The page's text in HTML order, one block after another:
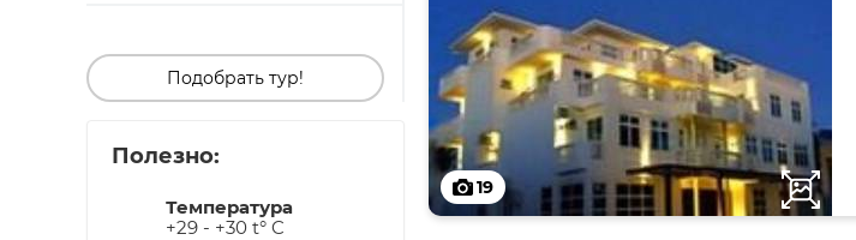
Подобрать тур!
Полезно:
Температура
+29 - +30 t° C
19